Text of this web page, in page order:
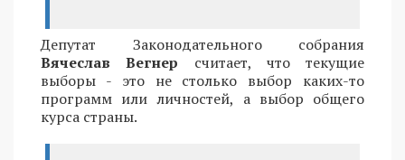
Депутат Законодательного собрания
Вячеслав Вегнер считает, что текущие
выборы - это не столько выбор каких-то
программ или личностей, а выбор общего
курса страны.